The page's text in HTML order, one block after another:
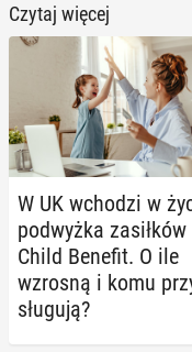
Czytaj więcej
W UK wchodzi w
pod­wyż­ka za­sił­ków
Child Benefit. O ile
wzrosną i komu
słu­gu­ją?